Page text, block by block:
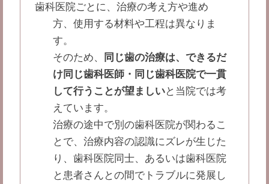
歯科医院ごとに、治療の考え方や進め
方、使用する材料や工程は異なりま
す。
そのため、
同じ歯の治療は、できるだ
け同じ歯科医師・同じ歯科医院で一貫
して行うことが望ましいと当院では考
えています。
治療の途中で別の歯科医院が関わるこ
とで、治療内容の認識にズレが生じた
り、歯科医院同士、あるいは歯科医院
と患者さんとの間でトラブルに発展し